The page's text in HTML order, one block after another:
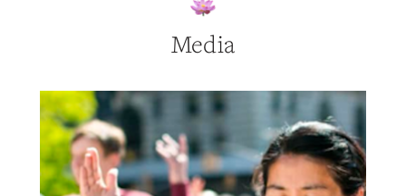
Media